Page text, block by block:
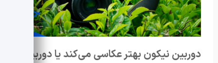
دوربین نیکون بهتر عکاسی می‌کند یا دوربین